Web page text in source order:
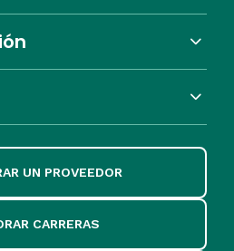
UN PROVEEDOR
CARRERAS